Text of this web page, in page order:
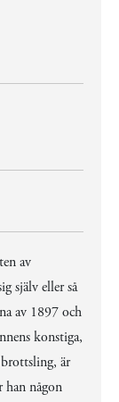
av
själv eller så
av 1897 och
konstiga,
är
någon